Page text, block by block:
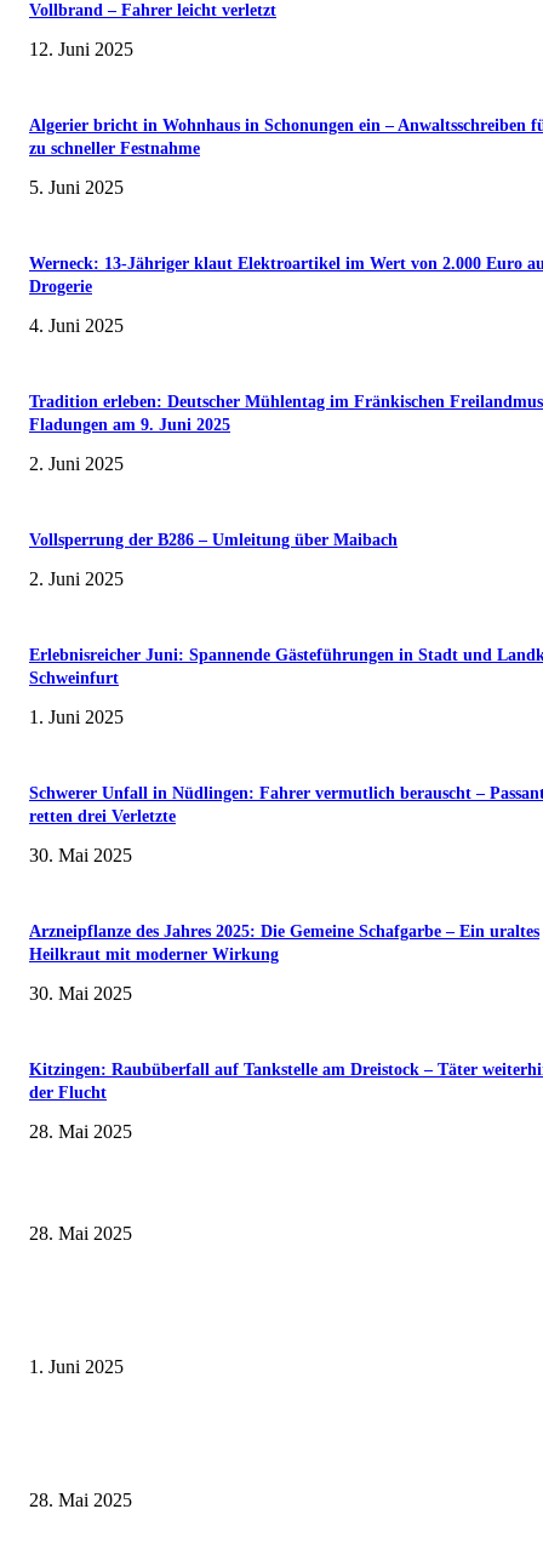
Vollbrand – Fahrer leicht verletzt
12. Juni 2025
Algerier bricht in Wohnhaus in Schonungen ein – Anwaltsschreiben
zu schneller Festnahme
5. Juni 2025
Werneck: 13-Jähriger klaut Elektroartikel im Wert von 2.000 Euro
Drogerie
4. Juni 2025
Tradition erleben: Deutscher Mühlentag im Fränkischen
Fladungen am 9. Juni 2025
2. Juni 2025
Vollsperrung der B286 – Umleitung über Maibach
2. Juni 2025
Erlebnisreicher Juni: Spannende Gästeführungen in Stadt und
Schweinfurt
1. Juni 2025
Schwerer Unfall in Nüdlingen: Fahrer vermutlich berauscht –
retten drei Verletzte
30. Mai 2025
Arzneipflanze des Jahres 2025: Die Gemeine Schafgarbe – Ein uraltes
Heilkraut mit moderner Wirkung
30. Mai 2025
Kitzingen: Raubüberfall auf Tankstelle am Dreistock – Täter
der Flucht
28. Mai 2025
28. Mai 2025
1. Juni 2025
28. Mai 2025